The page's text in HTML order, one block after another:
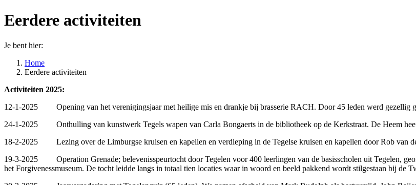
Eerdere activiteiten
Je bent hier:
Home
Eerdere activiteiten
Activiteiten 2025:
12-1-2025 Opening van het verenigingsjaar met heilige mis en drankje bij brasserie RACH. Door 45 leden werd gezellig
24-1-2025 Onthulling van kunstwerk Tegels wapen van Carla Bongaerts in de bibliotheek op de Kerkstraat. De Heem
18-2-2025 Lezing over de Limburgse kruisen en kapellen en verdieping in de Tegelse kruisen en kapellen door Rob van
19-3-2025 Operation Grenade; belevenisspeurtocht door Tegelen voor 400 leerlingen van de basisscholen uit Tegelen,
het Forgivenessmuseum. De tocht leidde langs in totaal tien locaties waar in woord en beeld pakkend wordt stilgestaan bij de